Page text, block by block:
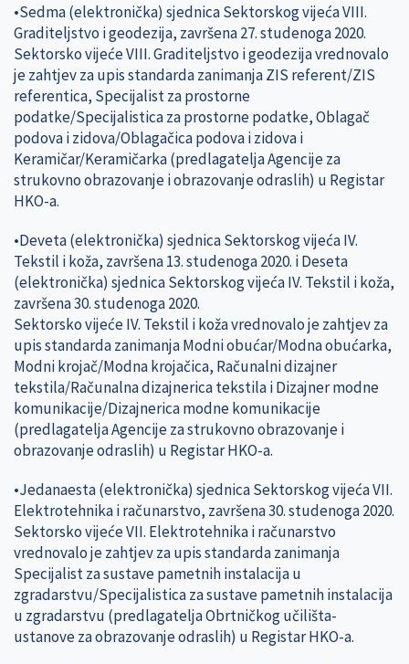
•Sedma (elektronička) sjednica Sektorskog vijeća VIII.
Graditeljstvo i geodezija, završena 27. studenoga 2020.
Sektorsko vijeće VIII. Graditeljstvo i geodezija vrednovalo
je zahtjev za upis standarda zanimanja ZIS referent/ZIS
referentica, Specijalist za prostorne
podatke/Specijalistica za prostorne podatke, Oblagač
podova i zidova/Oblagačica podova i zidova i
Keramičar/Keramičarka (predlagatelja Agencije za
strukovno obrazovanje i obrazovanje odraslih) u Registar
HKO-a.
•Deveta (elektronička) sjednica Sektorskog vijeća IV.
Tekstil i koža, završena 13. studenoga 2020. i Deseta
(elektronička) sjednica Sektorskog vijeća IV. Tekstil i koža,
završena 30. studenoga 2020.
Sektorsko vijeće IV. Tekstil i koža vrednovalo je zahtjev za
upis standarda zanimanja Modni obućar/Modna obućarka,
Modni krojač/Modna krojačica, Računalni dizajner
tekstila/Računalna dizajnerica tekstila i Dizajner modne
komunikacije/Dizajnerica modne komunikacije
(predlagatelja Agencije za strukovno obrazovanje i
obrazovanje odraslih) u Registar HKO-a.
•Jedanaesta (elektronička) sjednica Sektorskog vijeća VII.
Elektrotehnika i računarstvo, završena 30. studenoga 2020.
Sektorsko vijeće VII. Elektrotehnika i računarstvo
vrednovalo je zahtjev za upis standarda zanimanja
Specijalist za sustave pametnih instalacija u
zgradarstvu/Specijalistica za sustave pametnih instalacija
u zgradarstvu (predlagatelja Obrtničkog učilišta-
ustanove za obrazovanje odraslih) u Registar HKO-a.